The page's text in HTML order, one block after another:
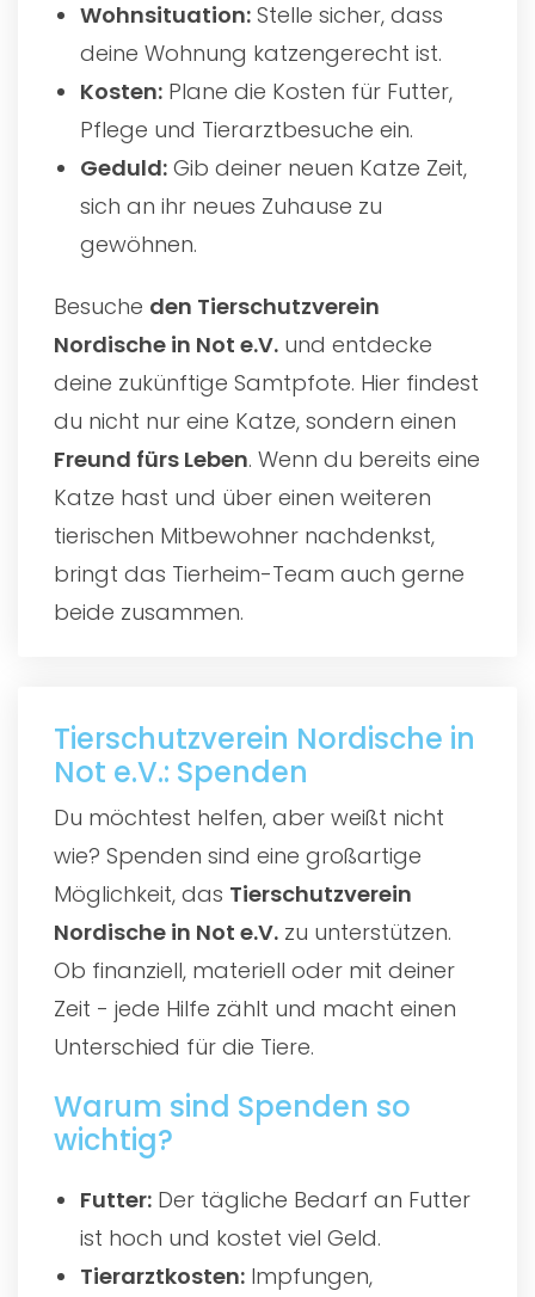
Wohnsituation: Stelle sicher, dass
deine Wohnung katzengerecht ist.
Kosten: Plane die Kosten für Futter,
Pflege und Tierarztbesuche ein.
Geduld: Gib deiner neuen Katze Zeit,
sich an ihr neues Zuhause zu
gewöhnen.
Besuche den Tierschutzverein
Nordische in Not e.V. und entdecke
deine zukünftige Samtpfote. Hier findest
du nicht nur eine Katze, sondern einen
Freund fürs Leben. Wenn du bereits eine
Katze hast und über einen weiteren
tierischen Mitbewohner nachdenkst,
bringt das Tierheim-Team auch gerne
beide zusammen.
Tierschutzverein Nordische in
Not e.V.: Spenden
Du möchtest helfen, aber weißt nicht
wie? Spenden sind eine großartige
Möglichkeit, das Tierschutzverein
Nordische in Not e.V. zu unterstützen.
Ob finanziell, materiell oder mit deiner
Zeit - jede Hilfe zählt und macht einen
Unterschied für die Tiere.
Warum sind Spenden so
wichtig?
Futter: Der tägliche Bedarf an Futter
ist hoch und kostet viel Geld.
Tierarztkosten: Impfungen,